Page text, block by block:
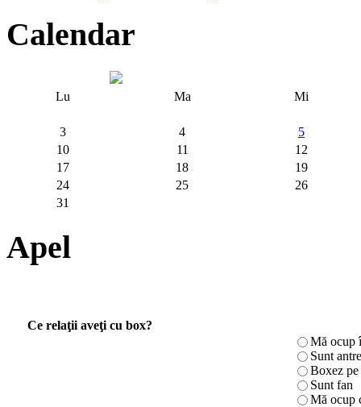
Calendar
Lu Ma Mi
3 4
5
10
11
12
17
18
19
24
25
26
31
Apel
Ce relaţii aveţi cu box?
Mă ocup
Sunt
Boxez
Sunt fan
Mă ocup